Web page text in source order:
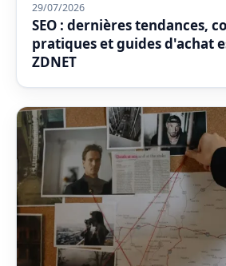
29/07/2026
SEO : dernières tendances,
pratiques et guides d'achat
ZDNET